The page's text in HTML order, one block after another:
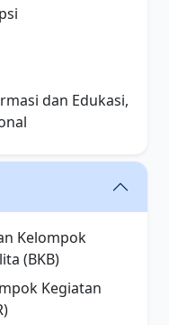
dan Edukasi,
Kelompok
(BKB)
Kegiatan